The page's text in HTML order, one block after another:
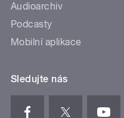
Audioarchiv
Podcasty
Mobilní aplikace
Sledujte nás